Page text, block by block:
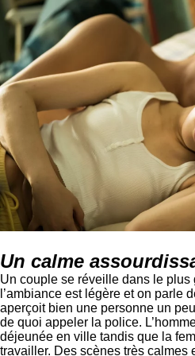
Un calme
Un couple se réveille dans le plus
l’ambiance est légère et on parle
aperçoit bien une personne un
de quoi appeler la police.
déjeunée en ville tandis que la
travailler. Des scènes très calmes